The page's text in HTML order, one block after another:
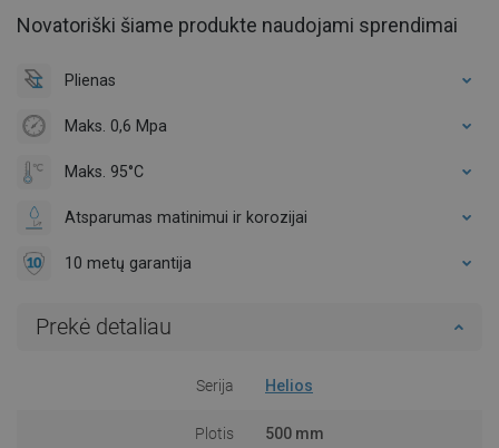
Novatoriški šiame produkte naudojami sprendimai
Plienas
Maks. 0,6 Mpa
Maks. 95°C
Atsparumas matinimui ir korozijai
10 metų garantija
Prekė detaliau
Serija Helios
Plotis 500 mm